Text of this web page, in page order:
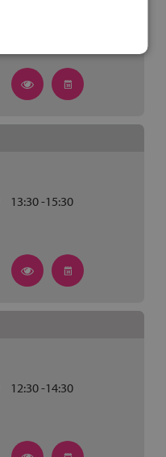
13:30 -15:30
12:30 -14:30